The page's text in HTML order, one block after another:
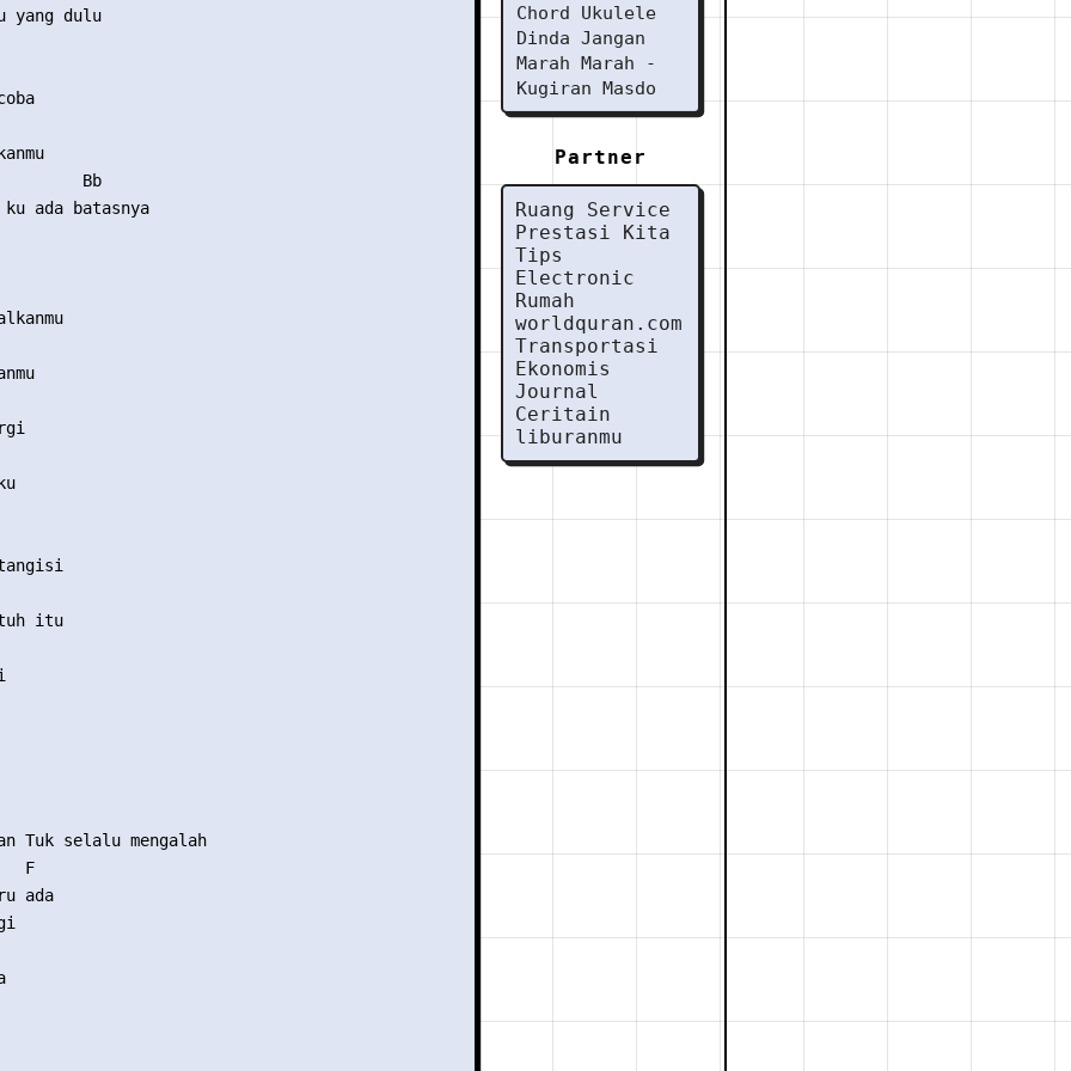
yang dulu
Bb
ada batasnya
itu
Tuk selalu mengalah
F
ada
Chord Ukulele
Dinda Jangan
Marah Marah -
Kugiran Masdo
Partner
Ruang Service
Prestasi Kita
Tips
Electronic
Rumah
worldquran.com
Transportasi
Ekonomis
Journal
Ceritain
liburanmu